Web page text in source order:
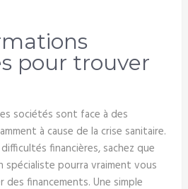
pour trouver
sociétés sont face à des
à cause de la crise sanitaire.
financières, sachez que
spécialiste pourra vraiment vous
financements. Une simple